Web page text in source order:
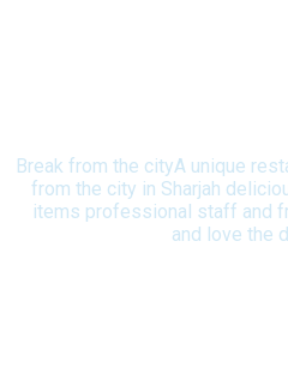
Break from the cityA unique
from the city in Sharjah
items professional staff and
and love the